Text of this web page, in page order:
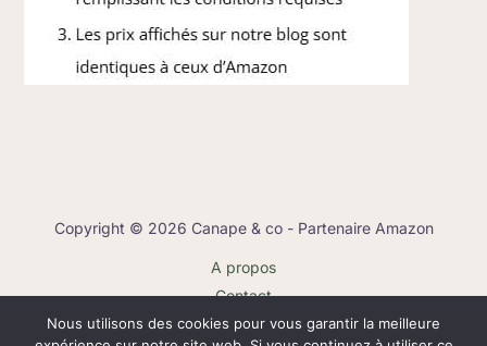
Copyright © 2026 Canape & co - Partenaire Amazon
A propos
Contact
Plan du site
Nous utilisons des cookies pour vous garantir la meilleure